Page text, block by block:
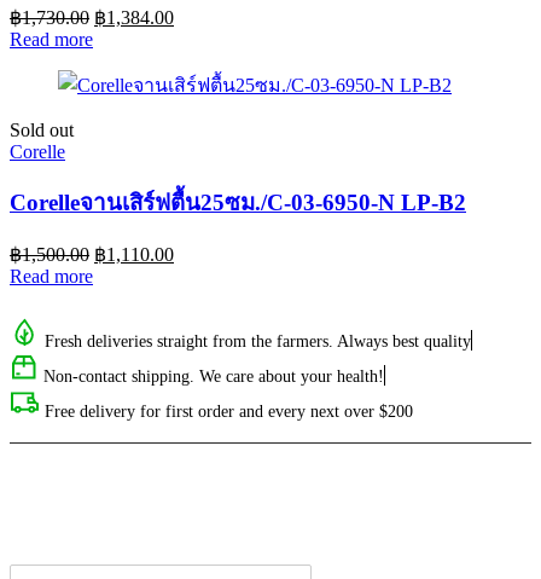
฿1,730.00 ฿1,384.00
Read more
Sold out
Corelle
Corelleจานเสิร์ฟตื้น25ซม./C-03-6950-N LP-B2
฿1,500.00 ฿1,110.00
Read more
Fresh deliveries straight from the farmers. Always best quality
Non-contact shipping. We care about your health!
Free delivery for first order and every next over $200